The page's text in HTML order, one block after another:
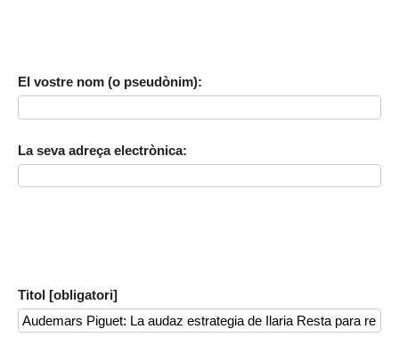
El vostre nom (o pseudònim):
La seva adreça electrònica:
Titol [obligatori]